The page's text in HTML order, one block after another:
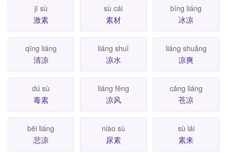
jī sù
激素
sù cái
素材
bīng liáng
冰凉
qīng liáng
清凉
liáng shuǐ
凉水
liáng shuăng
凉爽
dú sù
毒素
liáng fēng
凉风
cāng liáng
苍凉
bēi liáng
悲凉
niào sù
尿素
sù lái
素来